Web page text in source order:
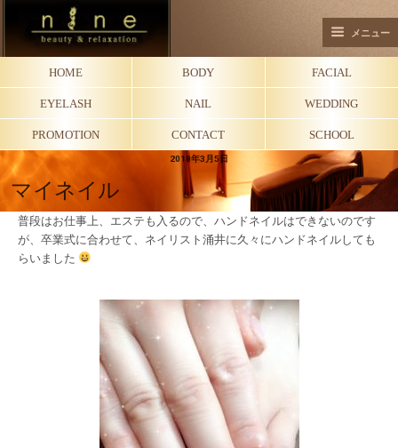
メニュー
HOME BODY FACIAL
EYELASH NAIL WEDDING
PROMOTION CONTACT SCHOOL
2018年3月5日
マイネイル
普段はお仕事上、エステも入るので、ハンドネイルはできないのです
が、卒業式に合わせて、ネイリスト涌井に久々にハンドネイルしても
らいました